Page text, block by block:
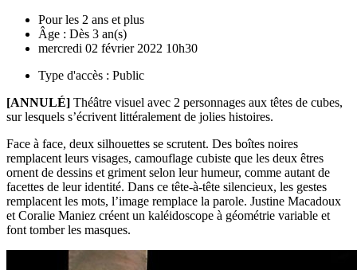
Pour les 2 ans et plus
Âge : Dès 3 an(s)
mercredi 02 février 2022 10h30
Type d'accès : Public
[ANNULÉ] Théâtre visuel avec 2 personnages aux têtes de cubes,
sur lesquels s’écrivent littéralement de jolies histoires.
Face à face, deux silhouettes se scrutent. Des boîtes noires
remplacent leurs visages, camouflage cubiste que les deux êtres
ornent de dessins et griment selon leur humeur, comme autant de
facettes de leur identité. Dans ce tête-à-tête silencieux, les gestes
remplacent les mots, l’image remplace la parole. Justine Macadoux
et Coralie Maniez créent un kaléidoscope à géométrie variable et
font tomber les masques.